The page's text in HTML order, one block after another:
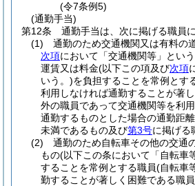
(令7条例5)
(通勤手当)
第12条
通勤手当は、次に掲げる職員
(1)
通勤のため交通機関又は有料の
次項において「交通機関等」とい
運賃又は料金(以下この項及び次項
いう。)を負担することを常例とす
利用しなければ通勤することが著
外の職員であって交通機関等を利
通勤するものとした場合の通勤距
未満であるもの及び第3号に掲げる
(2)
通勤のため自転車その他の交通
もの(以下この条において「自転車
することを常例とする職員(自転車
勤することが著しく困難である職